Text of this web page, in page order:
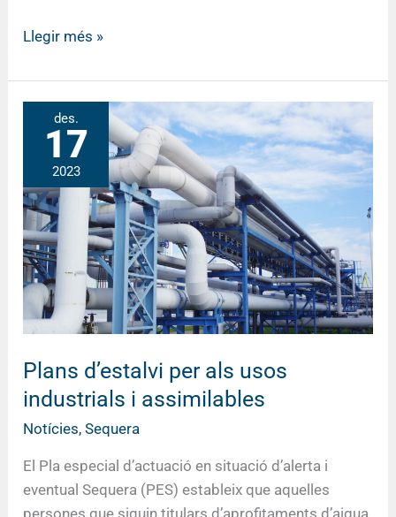
Llegir més »
des.
17
2023
Plans d’estalvi per als usos
industrials i assimilables
Notícies,Sequera
El Pla especial d’actuació en situació d’alerta i
eventual Sequera (PES) estableix que aquelles
persones que siguin titulars d’aprofitaments d’aigua
Plans
d’estalvi
als
usos
industrials
i
assimilables